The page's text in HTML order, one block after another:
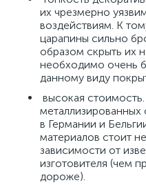
их чрезмерно
воздействиям. К
царапины сильно
образом скрыть их
необходимо очень
данному виду
высокая
в Германии и
материалов стоит
зависимости от
изготовителя (чем
дороже).